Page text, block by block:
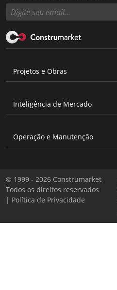
Projetos e Obras
Inteligência de Mercado
Operação e Manutenção
© 1999 - 2026 Construmarket
Todos os direitos reservados
| Política de Privacidade